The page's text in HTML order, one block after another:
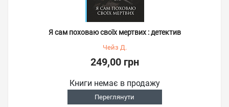
Я сам поховаю своїх мертвих : детектив
Чейз Д.
249,00 грн
Книги немає в продажу
Переглянути